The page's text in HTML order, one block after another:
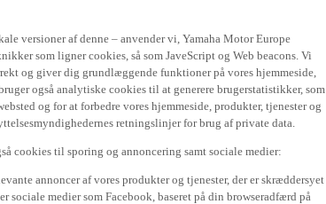
versioner af denne – anvender vi, Yamaha Motor Europe
som ligner cookies, så som JaveScript og Web beacons. Vi
og giver dig grundlæggende funktioner på vores hjemmeside,
også analytiske cookies til at generere brugerstatistikker, som
og for at forbedre vores hjemmeside, produkter, tjenester og
retningslinjer for brug af private data.
cookies til sporing og annoncering samt sociale medier:
annoncer af vores produkter og tjenester, der er skræddersyet
sociale medier som Facebook, baseret på din browseradfærd på